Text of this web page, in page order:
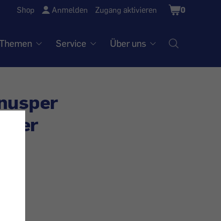
Shop Anmelden Zugang aktivieren
Shopping
Cart
0
Service Über uns